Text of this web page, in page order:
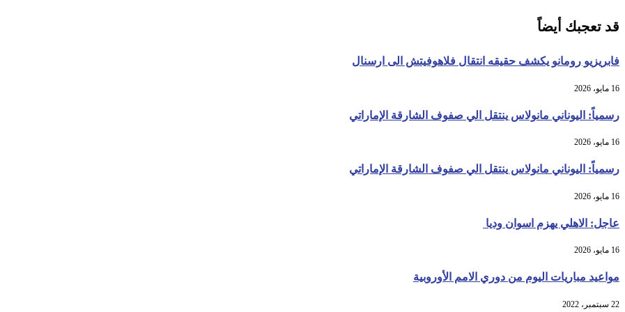
قد تعجبك أيضاً
فابريزيو رومانو يكشف حقيقه انتقال فلاهوفيتش الى ارسنال
16 مايو، 2026
رسمياً: اليوناني مانولاس ينتقل الي صفوف الشارقة الإماراتي
16 مايو، 2026
رسمياً: اليوناني مانولاس ينتقل الي صفوف الشارقة الإماراتي
16 مايو، 2026
عاجل: الاهلي يهزم اسوان وديا
16 مايو، 2026
مواعيد مباريات اليوم من دوري الامم الأوروبية
22 سبتمبر، 2022